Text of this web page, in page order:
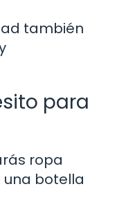
también
para
ropa
botella